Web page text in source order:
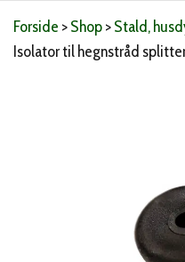
Forside >Shop>Stald,
Isolator til hegnstråd